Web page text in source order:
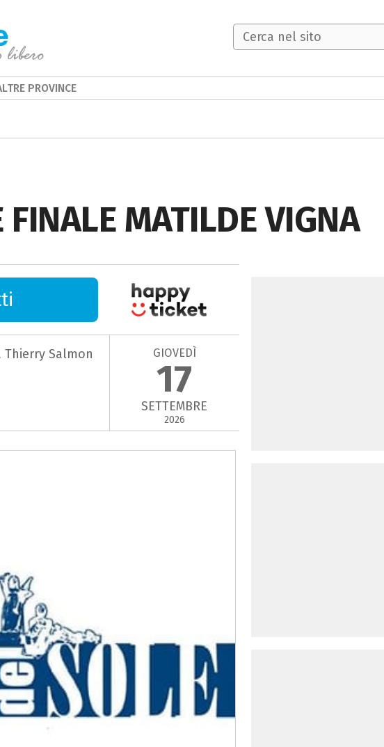
FINALE MATILDE VIGNA
Thierry Salmon GIOVEDÌ
17
SETTEMBRE
2026
PROVINCE